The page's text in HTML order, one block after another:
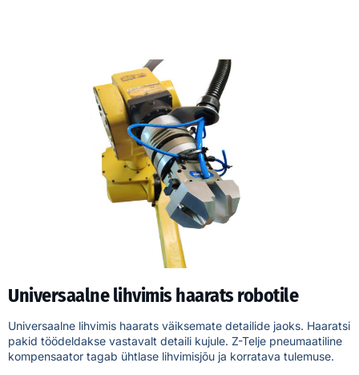
Universaalne lihvimis haarats robotile
Universaalne lihvimis haarats väiksemate detailide jaoks. Haaratsi
pakid töödeldakse vastavalt detaili kujule. Z-Telje pneumaatiline
kompensaator tagab ühtlase lihvimisjõu ja korratava tulemuse.